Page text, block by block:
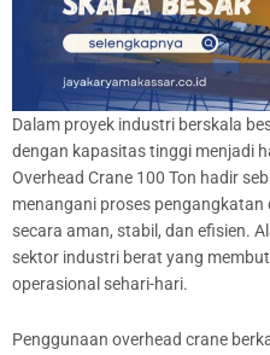
Dalam proyek industri berskala
dengan kapasitas tinggi menjadi
Overhead Crane 100 Ton hadir
menangani proses
secara aman, stabil, dan efisien.
sektor industri berat yang
operasional sehari-hari.
Penggunaan overhead crane